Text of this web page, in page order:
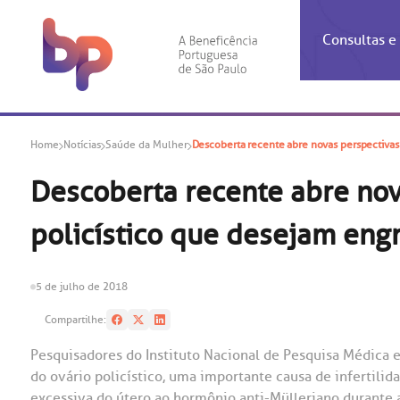
Consultas
A BP
do
A
Check-
Ética e
Banco
Centro
Outras
Home Notícias Saúde da Mulher Descoberta recente abre novas
Descoberta recente abre
policístico que desejam
5 de julho de 2018
Compartilhe:
Pesquisadores do Instituto Nacional de Pesquisa Médica
do ovário policístico, uma importante causa de